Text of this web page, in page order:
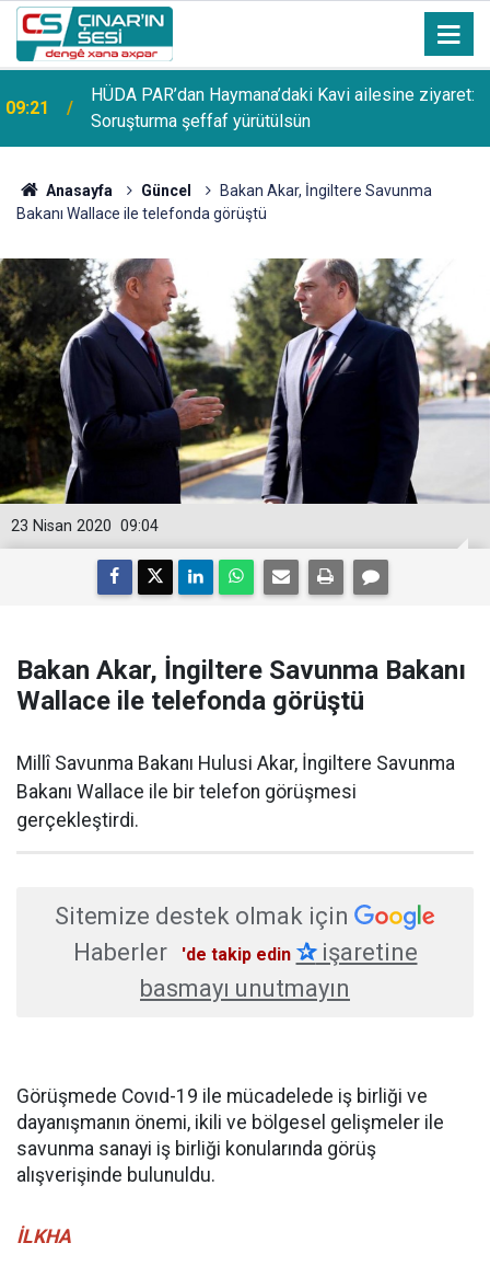
09:21
HÜDA PAR’dan Haymana’daki Kavi ailesine ziyaret:
Soruşturma şeffaf yürütülsün
Anasayfa Güncel
Bakan Akar, İngiltere Savunma
Bakanı Wallace ile telefonda görüştü
09:04
23 Nisan 2020
Bakan Akar, İngiltere Savunma Bakanı
Wallace ile telefonda görüştü
Millî Savunma Bakanı Hulusi Akar, İngiltere Savunma
Bakanı Wallace ile bir telefon görüşmesi
gerçekleştirdi.
Sitemize destek olmak için
Haberler
'de takip edin ✰işaretine
basmayı unutmayın
Görüşmede Covıd-19 ile mücadelede iş birliği ve
dayanışmanın önemi, ikili ve bölgesel gelişmeler ile
savunma sanayi iş birliği konularında görüş
alışverişinde bulunuldu.
İLKHA